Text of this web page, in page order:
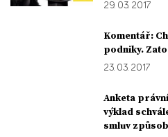
29. 03. 2017
Komentář:
podniky.
23. 03. 2017
Anketa
výklad
smluv